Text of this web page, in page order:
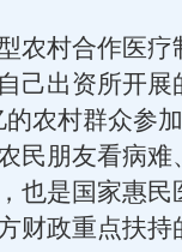
村合作医疗
己出资所开展
农村群众参
民朋友看病难
也是国家惠民
财政重点扶持